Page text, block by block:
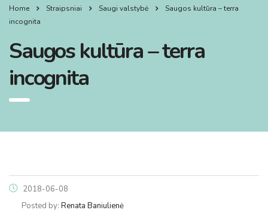
Home Straipsniai Saugi valstybė
Saugos kultūra – terra
incognita
Saugos kultūra – terra
incognita
2018-06-08
Posted by: Renata Baniulienė